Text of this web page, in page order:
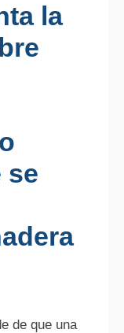
la
se
de que una